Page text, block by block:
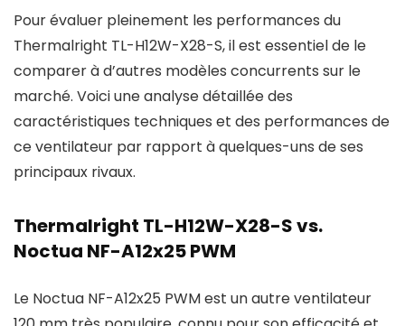
Pour évaluer pleinement les performances du
Thermalright TL-H12W-X28-S, il est essentiel de le
comparer à d’autres modèles concurrents sur le
marché. Voici une analyse détaillée des
caractéristiques techniques et des performances de
ce ventilateur par rapport à quelques-uns de ses
principaux rivaux.
Thermalright TL-H12W-X28-S vs.
Noctua NF-A12x25 PWM
Le Noctua NF-A12x25 PWM est un autre ventilateur